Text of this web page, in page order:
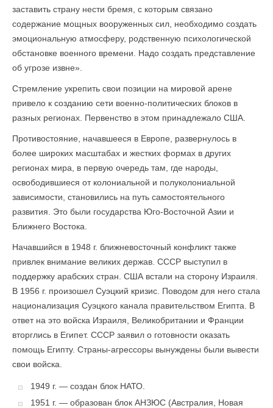
заставить страну нести бремя, с которым связано
содержание мощных вооруженных сил, необходимо создать
эмоциональную атмосферу, родственную психологической
обстановке военного времени. Надо создать представление
об угрозе извне».
Стремление укрепить свои позиции на мировой арене
привело к созданию сети военно-политических блоков в
разных регионах. Первенство в этом принадлежало США.
Противостояние, начавшееся в Европе, развернулось в
более широких масштабах и жестких формах в других
регионах мира, в первую очередь там, где народы,
освободившиеся от колониальной и полуколониальной
зависимости, становились на путь самостоятельного
развития. Это были государства Юго-Восточной Азии и
Ближнего Востока.
Начавшийся в 1948 г. ближневосточный конфликт также
привлек внимание великих держав. СССР выступил в
поддержку арабских стран. США встали на сторону Израиля.
В 1956 г. произошел Суэцкий кризис. Поводом для него стала
национализация Суэцкого канала правительством Египта. В
ответ на это войска Израиля, Великобритании и Франции
вторглись в Египет. СССР заявил о готовности оказать
помощь Египту. Страны-агрессоры вынуждены были вывести
свои войска.
1949 г. — создан блок НАТО.
1951 г. — образован блок АНЗЮС (Австралия, Новая